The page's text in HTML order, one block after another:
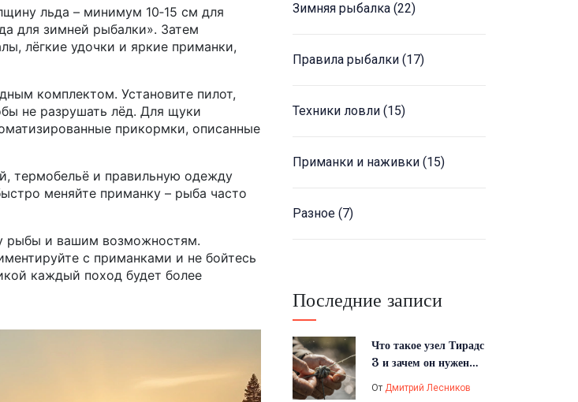
льда – минимум 10‑15 см для
для зимней рыбалки». Затем
лёгкие удочки и яркие приманки,
комплектом. Установите пилот,
не разрушать лёд. Для щуки
прикормки, описанные
термобельё и правильную одежду
меняйте приманку – рыба часто
рыбы и вашим возможностям.
с приманками и не бойтесь
каждый поход будет более
Зимняя рыбалка (22)
Правила рыбалки (17)
Техники ловли (15)
Приманки и наживки (15)
Разное (7)
Последние записи
Что такое узел Тирадс
3 и зачем он нужен
От Дмитрий Лесников